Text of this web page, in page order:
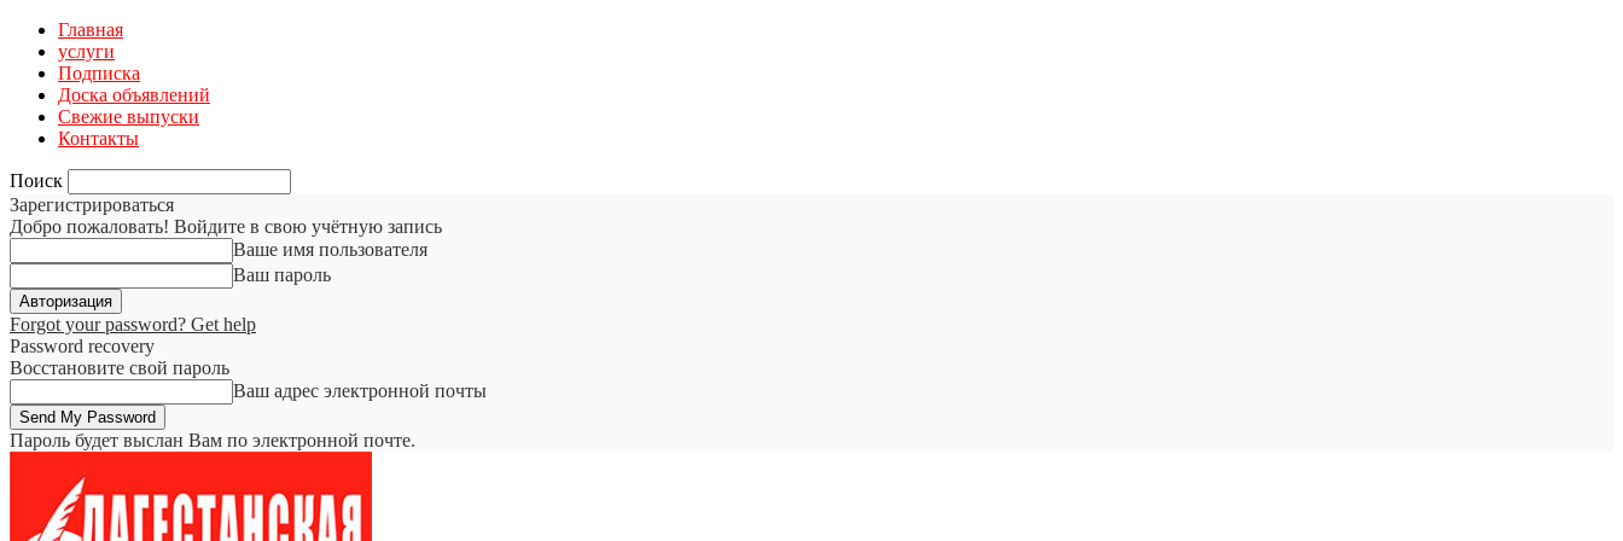
Главная
услуги
Подписка
Доска объявлений
Свежие выпуски
Контакты
Поиск
Зарегистрироваться
Добро пожаловать! Войдите в свою учётную запись
Ваше имя пользователя
Ваш пароль
Forgot your password? Get help
Password recovery
Восстановите свой пароль
Ваш адрес электронной почты
Пароль будет выслан Вам по электронной почте.